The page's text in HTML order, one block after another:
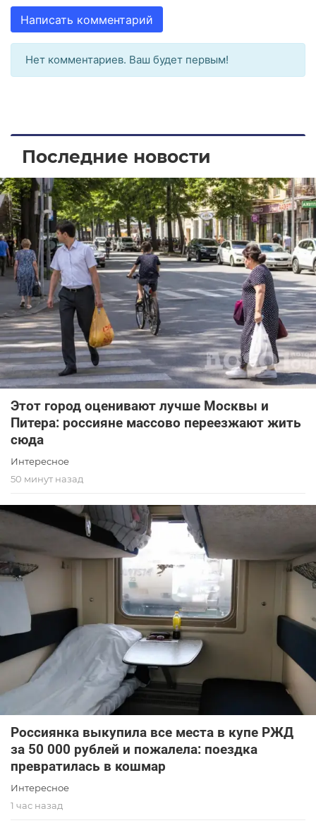
Написать комментарий
Нет комментариев. Ваш будет первым!
Последние новости
Этот город оценивают лучше Москвы и
Питера: россияне массово переезжают жить
сюда
Интересное
50 минут назад
Россиянка выкупила все места в купе РЖД
за 50 000 рублей и пожалела: поездка
превратилась в кошмар
Интересное
1 час назад